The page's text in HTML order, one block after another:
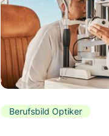
Berufsbild Optiker